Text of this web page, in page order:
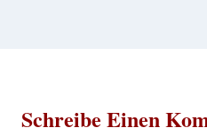
Schreibe Einen